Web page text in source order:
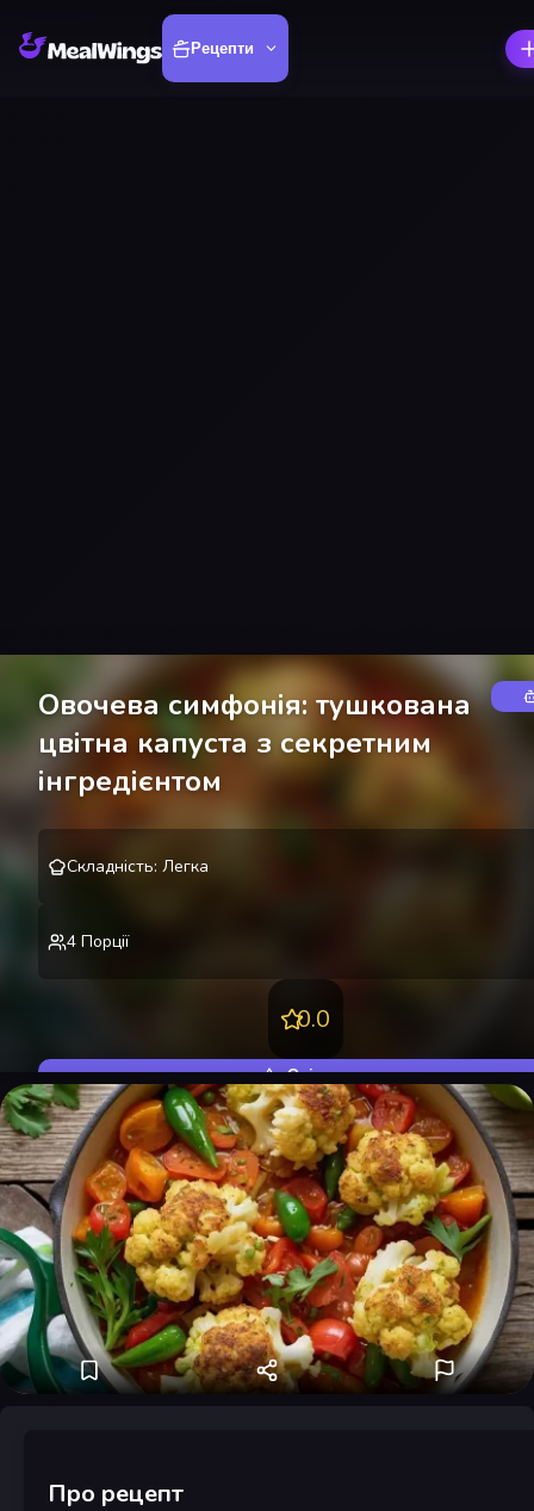
Рецепти
Овочева симфонія: тушкована
цвітна капуста з секретним
інгредієнтом
Д
Дана
@danakire
Складність: Легка
4 Порції
0.0
Оцінити
Про рецепт